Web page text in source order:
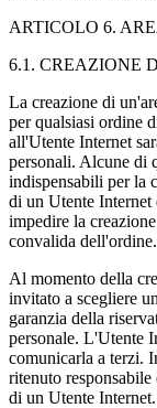
ARTICOLO 6.
6.1. CREAZIONE
La creazione di
per qualsiasi ordine
all'Utente Internet
personali. Alcune di
indispensabili per la
di un Utente
impedire la
convalida dell'ordine.
Al momento della
invitato a scegliere
garanzia della
personale. L'Utente
comunicarla a terzi.
ritenuto
di un Utente Internet.